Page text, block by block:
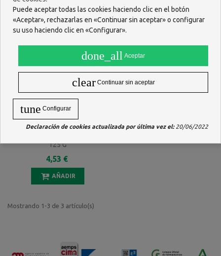
125 G
4,53 €
AÑADIR
Mostrando 1-3 de 3 artículo(s)
Puede aceptar todas las cookies haciendo clic en el botón
«Aceptar», rechazarlas en «Continuar sin aceptar» o configurar
su uso haciendo clic en «Configurar».
done_all Aceptar
clear Continuar sin aceptar
tune Configurar
Declaración de cookies actualizada por última vez el:20/06/2022